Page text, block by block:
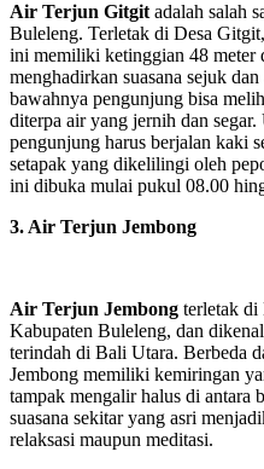
Air Terjun Gitgit adalah salah
Buleleng. Terletak di Desa
ini memiliki ketinggian 48 meter
menghadirkan suasana sejuk
bawahnya pengunjung bisa
diterpa air yang jernih dan
pengunjung harus berjalan kaki
setapak yang dikelilingi oleh
ini dibuka mulai pukul 08.00
3. Air Terjun Jembong
Air Terjun Jembong terletak di
Kabupaten Buleleng, dan
terindah di Bali Utara. Berbeda
Jembong memiliki kemiringan
tampak mengalir halus di antara
suasana sekitar yang asri
relaksasi maupun meditasi.